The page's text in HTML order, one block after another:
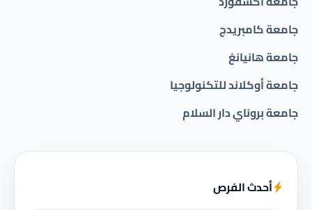
جامعة كامبريدج
جامعة هانيانغ
جامعة أوكلاند للتكنولوجيا
جامعة بروناي دار السلام
أحدث الفرص